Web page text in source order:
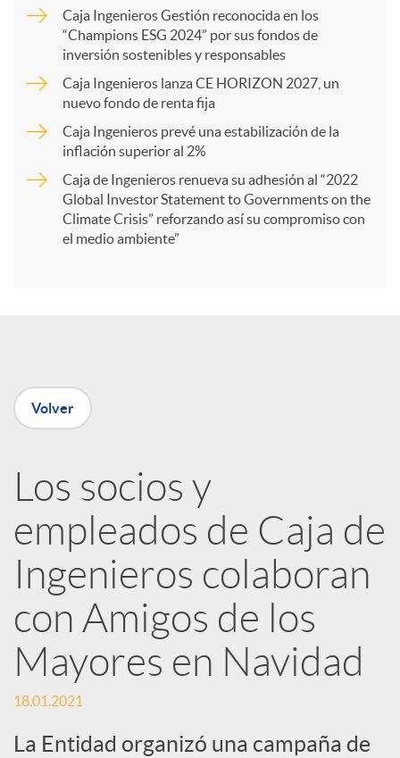
r
n
R
e
d
e
s
S
Caja Ingenieros Gestión reconocida en los
“Champions ESG 2024” por sus fondos de
inversión sostenibles y responsables
Caja Ingenieros lanza CE HORIZON 2027, un
nuevo fondo de renta fija
Caja Ingenieros prevé una estabilización de la
inflación superior al 2%
Caja de Ingenieros renueva su adhesión al “2022
Global Investor Statement to Governments on the
Climate Crisis” reforzando así su compromiso con
el medio ambiente”
Volver
Los socios y
empleados de Caja de
Ingenieros colaboran
con Amigos de los
Mayores en Navidad
18.01.2021
La Entidad organizó una campaña de